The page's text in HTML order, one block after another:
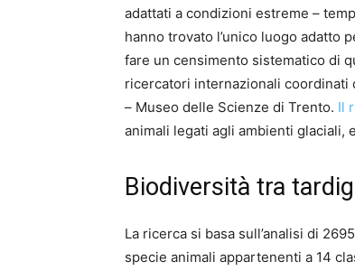
adattati a condizioni estreme –
hanno trovato l’unico luogo adatto
fare un censimento sistematico di
ricercatori internazionali coordinati
– Museo delle Scienze di Trento. Il
animali legati agli ambienti glaciali,
Biodiversità tra
La ricerca si basa sull’analisi di
specie animali appartenenti a 14